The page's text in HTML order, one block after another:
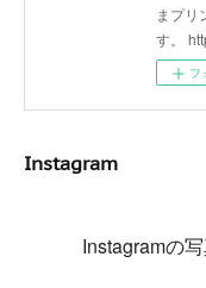
まプリ
す。
フ
Instagram
Instagramの